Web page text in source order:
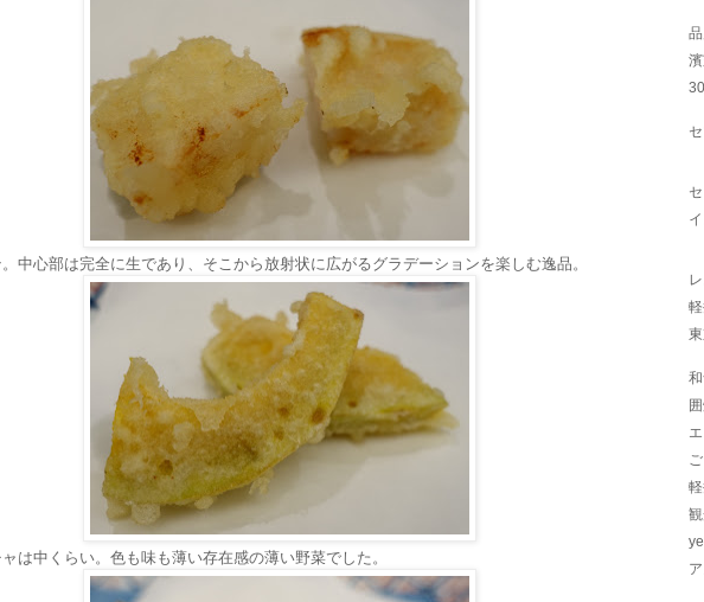
中心部は完全に生であり、そこから放射状に広がるグラデーションを楽しむ逸品。
ャは中くらい。色も味も薄い存在感の薄い野菜でした。